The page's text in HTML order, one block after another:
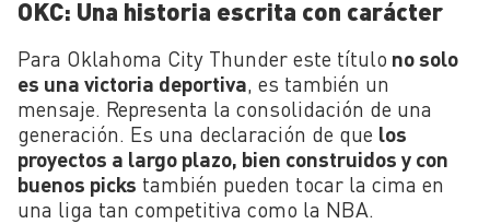
OKC: Una historia escrita con carácter
Para Oklahoma City Thunder este título no solo
es una victoria deportiva, es también un
mensaje. Representa la consolidación de una
generación. Es una declaración de que los
proyectos a largo plazo, bien construidos y con
buenos picks también pueden tocar la cima en
una liga tan competitiva como la NBA.